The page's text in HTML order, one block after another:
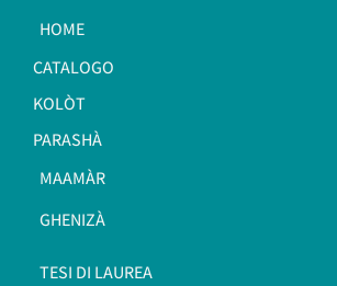
HOME
CATALOGO
KOLÒT
PARASHÀ
MAAMÀR
GHENIZÀ
TESI DI LAUREA